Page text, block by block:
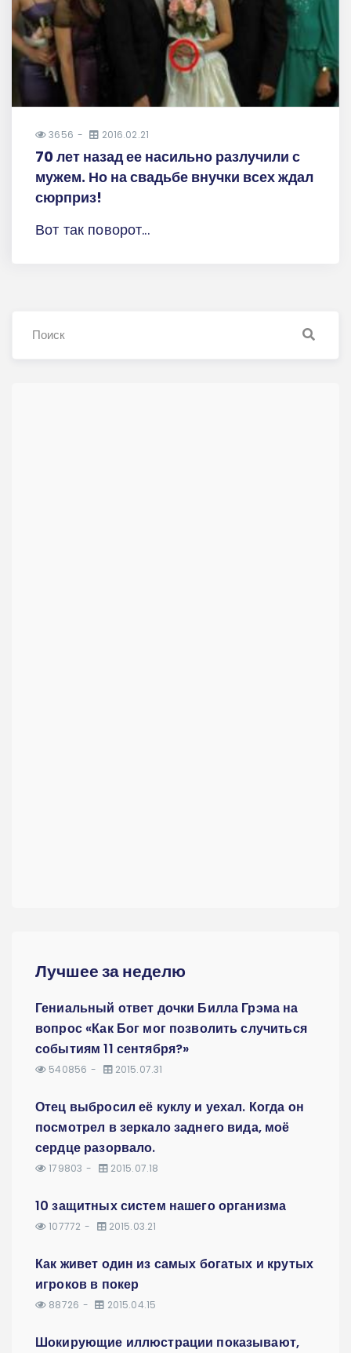
3656 2016.02.21
70 лет назад ее насильно разлучили с
мужем. Но на свадьбе внучки всех ждал
сюрприз!
Вот так поворот...
Лучшее за неделю
Гениальный ответ дочки Билла Грэма на
вопрос «Как Бог мог позволить случиться
событиям 11 сентября?»
540856 2015.07.31
Отец выбросил её куклу и уехал. Когда он
посмотрел в зеркало заднего вида, моё
сердце разорвало.
179803 2015.07.18
10 защитных систем нашего организма
107772 2015.03.21
Как живет один из самых богатых и крутых
игроков в покер
88726 2015.04.15
Шокирующие иллюстрации показывают,